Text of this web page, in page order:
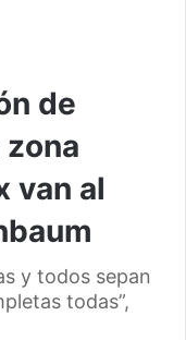
de
van al
y todos sepan
todas”,